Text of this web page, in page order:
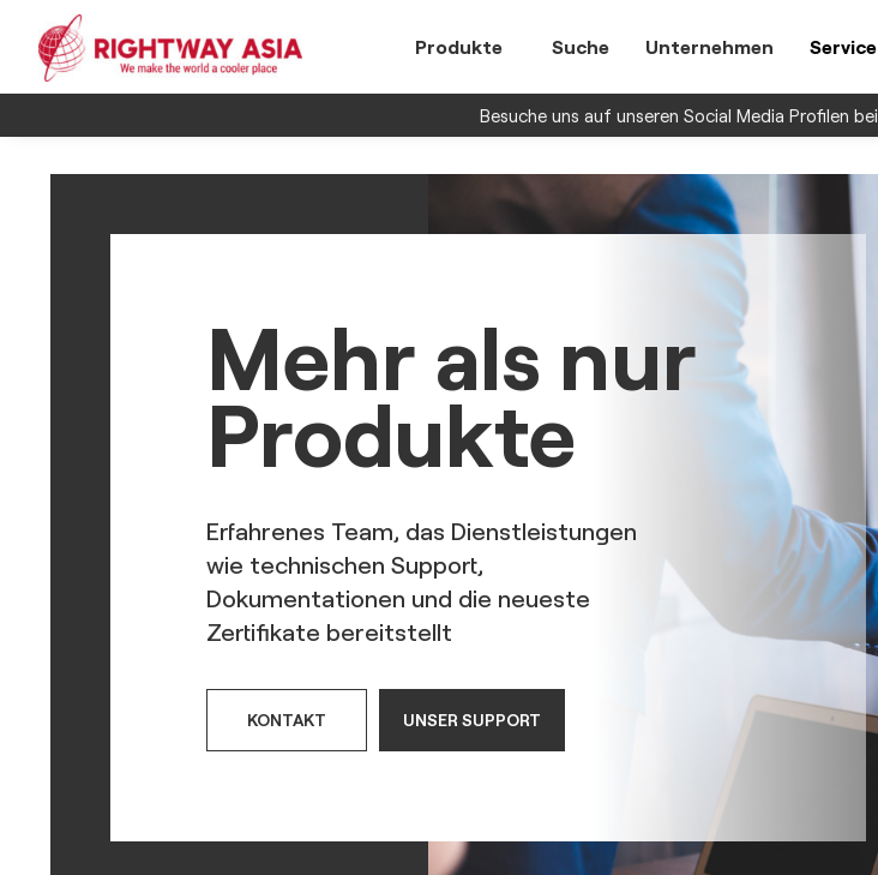
Produkte Suche Unternehmen Service
Besuche uns auf unseren Social Media Profilen bei
Mehr als nur
Produkte
Erfahrenes Team, das Dienstleistungen
wie technischen Support,
Dokumentationen und die neueste
Zertifikate bereitstellt
KONTAKT UNSER SUPPORT